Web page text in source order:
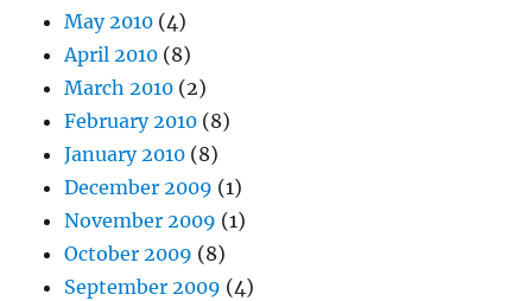
May 2010 (4)
April 2010 (8)
March 2010 (2)
February 2010 (8)
January 2010 (8)
December 2009 (1)
November 2009 (1)
October 2009 (8)
September 2009 (4)